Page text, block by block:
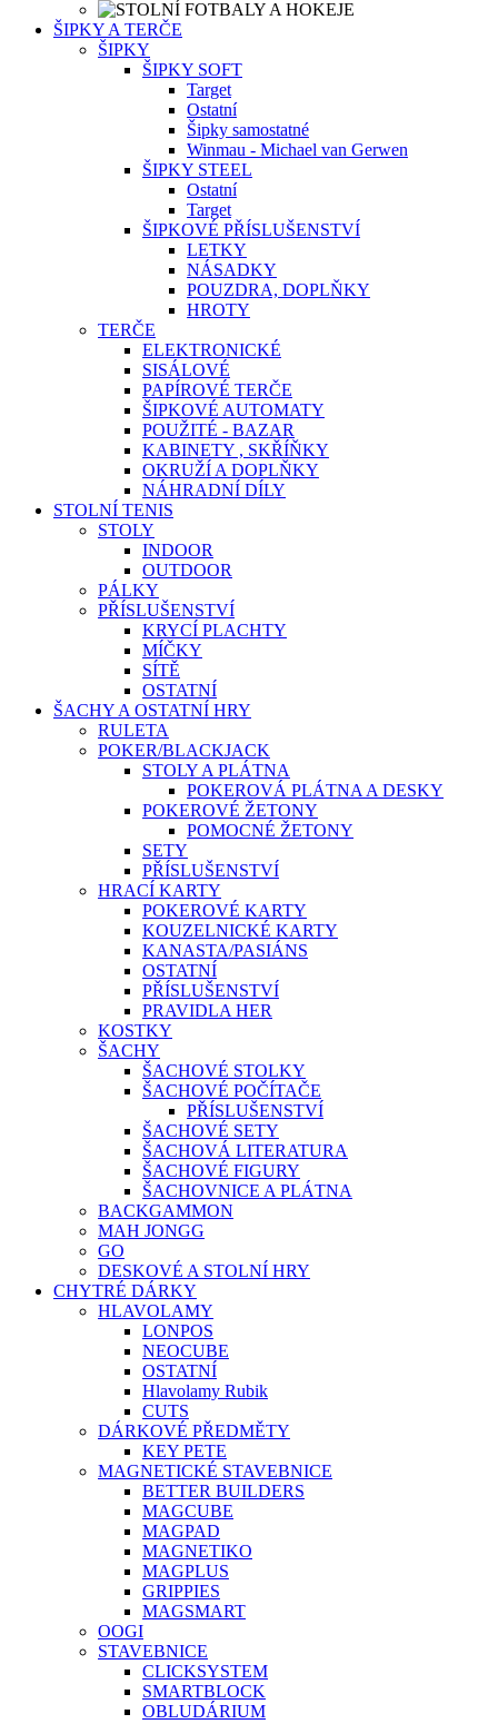
ŠIPKY A TERČE
ŠIPKY
ŠIPKY SOFT
Target
Ostatní
Šipky samostatné
Winmau - Michael van Gerwen
ŠIPKY STEEL
Ostatní
Target
ŠIPKOVÉ PŘÍSLUŠENSTVÍ
LETKY
NÁSADKY
POUZDRA, DOPLŇKY
HROTY
TERČE
ELEKTRONICKÉ
SISÁLOVÉ
PAPÍROVÉ TERČE
ŠIPKOVÉ AUTOMATY
POUŽITÉ - BAZAR
KABINETY , SKŘÍŇKY
OKRUŽÍ A DOPLŇKY
NÁHRADNÍ DÍLY
STOLNÍ TENIS
STOLY
INDOOR
OUTDOOR
PÁLKY
PŘÍSLUŠENSTVÍ
KRYCÍ PLACHTY
MÍČKY
SÍTĚ
OSTATNÍ
ŠACHY A OSTATNÍ HRY
RULETA
POKER/BLACKJACK
STOLY A PLÁTNA
POKEROVÁ PLÁTNA A DESKY
POKEROVÉ ŽETONY
POMOCNÉ ŽETONY
SETY
PŘÍSLUŠENSTVÍ
HRACÍ KARTY
POKEROVÉ KARTY
KOUZELNICKÉ KARTY
KANASTA/PASIÁNS
OSTATNÍ
PŘÍSLUŠENSTVÍ
PRAVIDLA HER
KOSTKY
ŠACHY
ŠACHOVÉ STOLKY
ŠACHOVÉ POČÍTAČE
PŘÍSLUŠENSTVÍ
ŠACHOVÉ SETY
ŠACHOVÁ LITERATURA
ŠACHOVÉ FIGURY
ŠACHOVNICE A PLÁTNA
BACKGAMMON
MAH JONGG
GO
DESKOVÉ A STOLNÍ HRY
CHYTRÉ DÁRKY
HLAVOLAMY
LONPOS
NEOCUBE
OSTATNÍ
Hlavolamy Rubik
CUTS
DÁRKOVÉ PŘEDMĚTY
KEY PETE
MAGNETICKÉ STAVEBNICE
BETTER BUILDERS
MAGCUBE
MAGPAD
MAGNETIKO
MAGPLUS
GRIPPIES
MAGSMART
OOGI
STAVEBNICE
CLICKSYSTEM
SMARTBLOCK
OBLUDÁRIUM